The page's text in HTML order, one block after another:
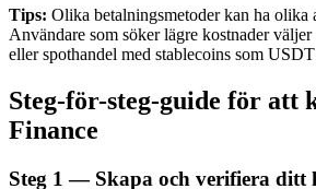
Lån
Tips: Olika betalningsmetoder kan ha olika
Användare som söker lägre kostnader
eller spothandel med stablecoins som
Steg-för-steg-guide för att
Finance
Steg 1 — Skapa och verifiera ditt